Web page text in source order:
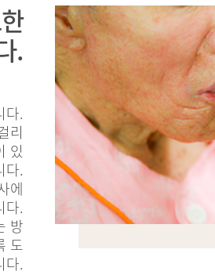
.
다.
리
있
다.
에
다.
방
도
다.